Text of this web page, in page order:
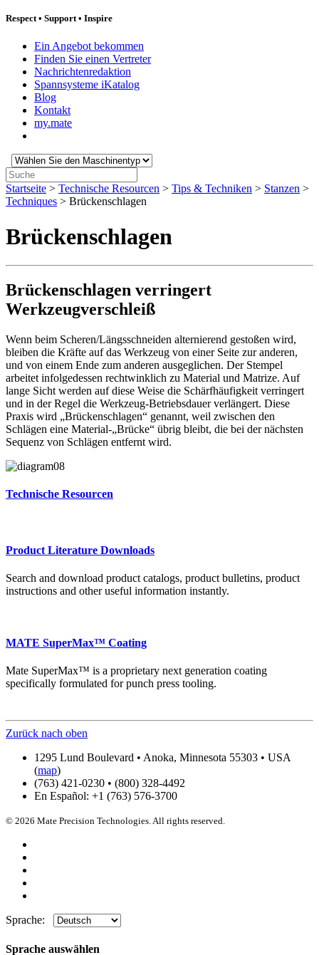
Respect • Support • Inspire
Ein Angebot bekommen
Finden Sie einen Vertreter
Nachrichtenredaktion
Spannsysteme iKatalog
Blog
Kontakt
my.mate
Wählen
Sie
den
Maschinentyp:
Suche:
Startseite > Technische Resourcen > Tips & Techniken > Stanzen >
Techniques > Brückenschlagen
Brückenschlagen
Brückenschlagen verringert
Werkzeugverschleiß
Wenn beim Scheren/Längsschneiden alternierend gestoßen wird,
bleiben die Kräfte auf das Werkzeug von einer Seite zur anderen,
und von einem Ende zum anderen ausgeglichen. Der Stempel
arbeitet infolgedessen rechtwinklich zu Material und Matrize. Auf
lange Sicht werden auf diese Weise die Schärfhäufigkeit verringert
und in der Regel die Werkzeug-Betriebsdauer verlängert. Diese
Praxis wird „Brückenschlagen“ genannt, weil zwischen den
Schlägen eine Material-„Brücke“ übrig bleibt, die bei der nächsten
Sequenz von Schlägen entfernt wird.
Technische Resourcen
Product Literature Downloads
Search and download product catalogs, product bulletins, product
instructions and other useful information instantly.
MATE SuperMax™ Coating
Mate SuperMax™ is a proprietary next generation coating
specifically formulated for punch press tooling.
Zurück nach oben
1295 Lund Boulevard • Anoka, Minnesota 55303 • USA
(map)
(763) 421-0230 • (800) 328-4492
En Español: +1 (763) 576-3700
© 2026 Mate Precision Technologies. All rights reserved.
Sprache:
Sprache auswählen